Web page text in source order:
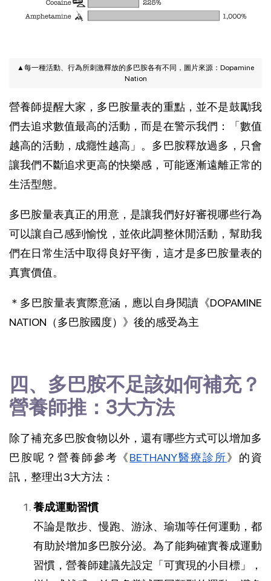
▲每一種活動、行為所刺激釋放的多巴胺各有不同， 圖片來源：Dopamine
Nation
營養師提醒大家，多巴胺量表的重點，並不是鼓勵我
們去追求數值最高的活動，而是在警示我們：「數值
越高的活動，成癮性越高」。多巴胺釋放過多，只會
讓我們不斷追求更高的快樂感，可能逐漸遠離正常的
生活型態。
多巴胺量表真正的用意，是讓我們好好審視哪些行為
可以讓自己感到愉悅，並依此調整休閒活動，幫助我
們在日常生活中取得良好平衡，這才是多巴胺量表的
真實價值。
＊多巴胺量表實際意涵，應以自身閱讀 《DOPAMINE
NATION（多巴胺國度）》 後的感受為主
四、多巴胺不足該如何補充？
營養師推：3大方法
除了補充多巴胺食物以外，還有哪些方式可以增加多
巴胺呢？營養師參考 《BETHANY醫療診所》的資
訊，整理出3大方法：
養成運動習慣
不論是散步、慢跑、游泳、瑜珈等任何運動，都
有助於增加多巴胺分泌。為了能夠確實養成運動
習慣，營養師建議先設定「可實現的小目標」，